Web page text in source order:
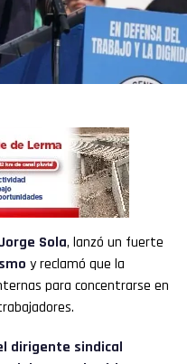
Sola, lanzó un fuerte
y reclamó que la
para concentrarse en
dirigente sindical